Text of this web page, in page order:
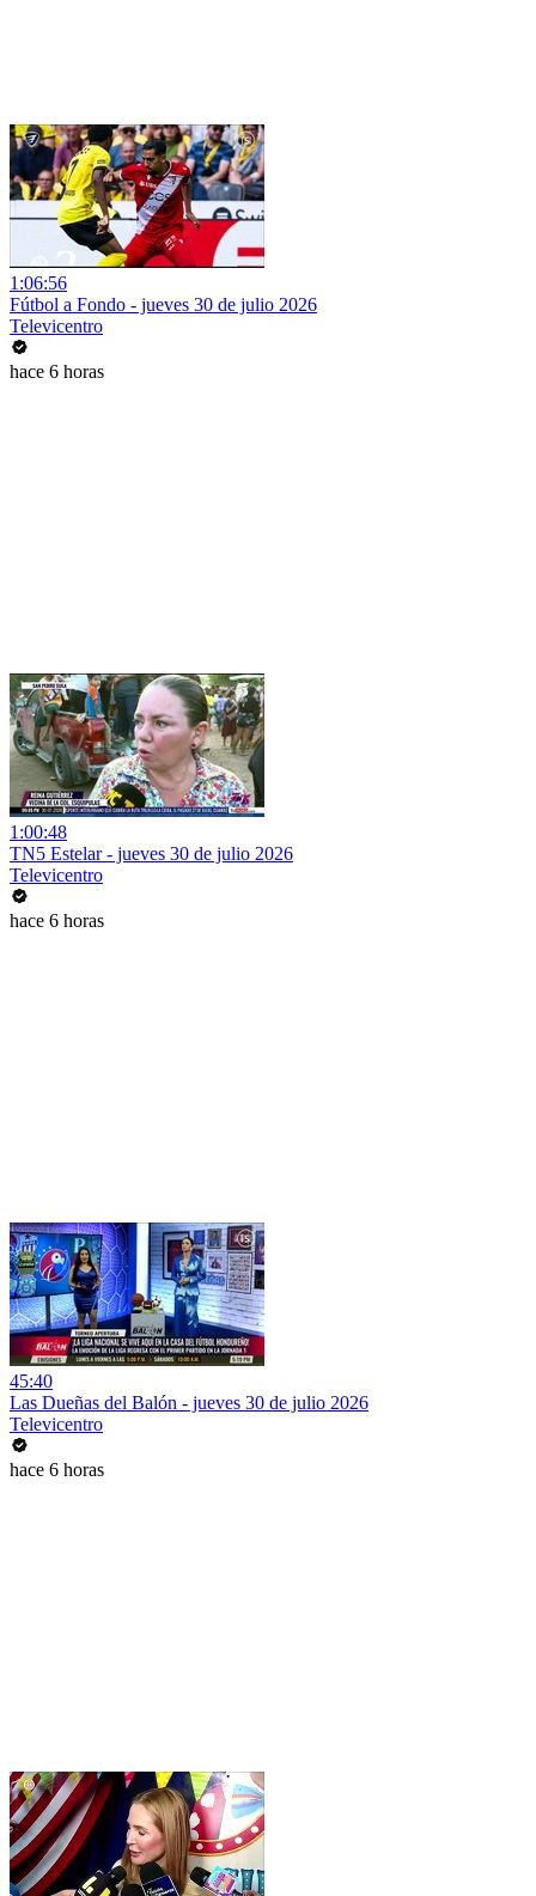
1:06:56
Fútbol a Fondo - jueves 30 de julio 2026
Televicentro
hace 6 horas
1:00:48
TN5 Estelar - jueves 30 de julio 2026
Televicentro
hace 6 horas
45:40
Las Dueñas del Balón - jueves 30 de julio 2026
Televicentro
hace 6 horas